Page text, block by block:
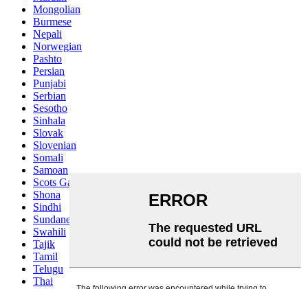
Mongolian
Burmese
Nepali
Norwegian
Pashto
Persian
Punjabi
Serbian
Sesotho
Sinhala
Slovak
Slovenian
Somali
Samoan
Scots Gaelic
Shona
Sindhi
Sundanese
Swahili
Tajik
Tamil
Telugu
Thai